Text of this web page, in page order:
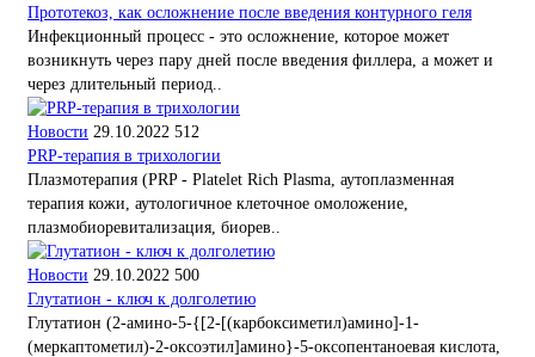
Прототекоз, как осложнение после введения контурного геля
Инфекционный процесс - это осложнение, которое может
возникнуть через пару дней после введения филлера, а может и
через длительный период..
Новости 29.10.2022 512
PRP-терапия в трихологии
Плазмотерапия (PRP - Platelet Rich Plasma, аутоплазменная
терапия кожи, аутологичное клеточное омоложение,
плазмобиоревитализация, биорев..
Новости 29.10.2022 500
Глутатион - ключ к долголетию
Глутатион (2-амино-5-{[2-[(карбоксиметил)амино]-1-
(меркаптометил)-2-оксоэтил]амино}-5-оксопентаноевая кислота,